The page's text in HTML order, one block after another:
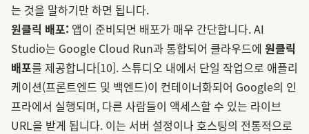
는 것을 말하기만 하면 됩니다.
원클릭 배포: 앱이 준비되면 배포가 매우 간단합니다. AI
Studio는 Google Cloud Run과 통합되어 클라우드에 원클릭
배포를 제공합니다[10]. 스튜디오 내에서 단일 작업으로 애플리
케이션(프론트엔드 및 백엔드)이 컨테이너화되어 Google의 인
프라에서 실행되며, 다른 사람들이 액세스할 수 있는 라이브
URL을 받게 됩니다. 이는 서버 설정이나 호스팅의 전통적으로